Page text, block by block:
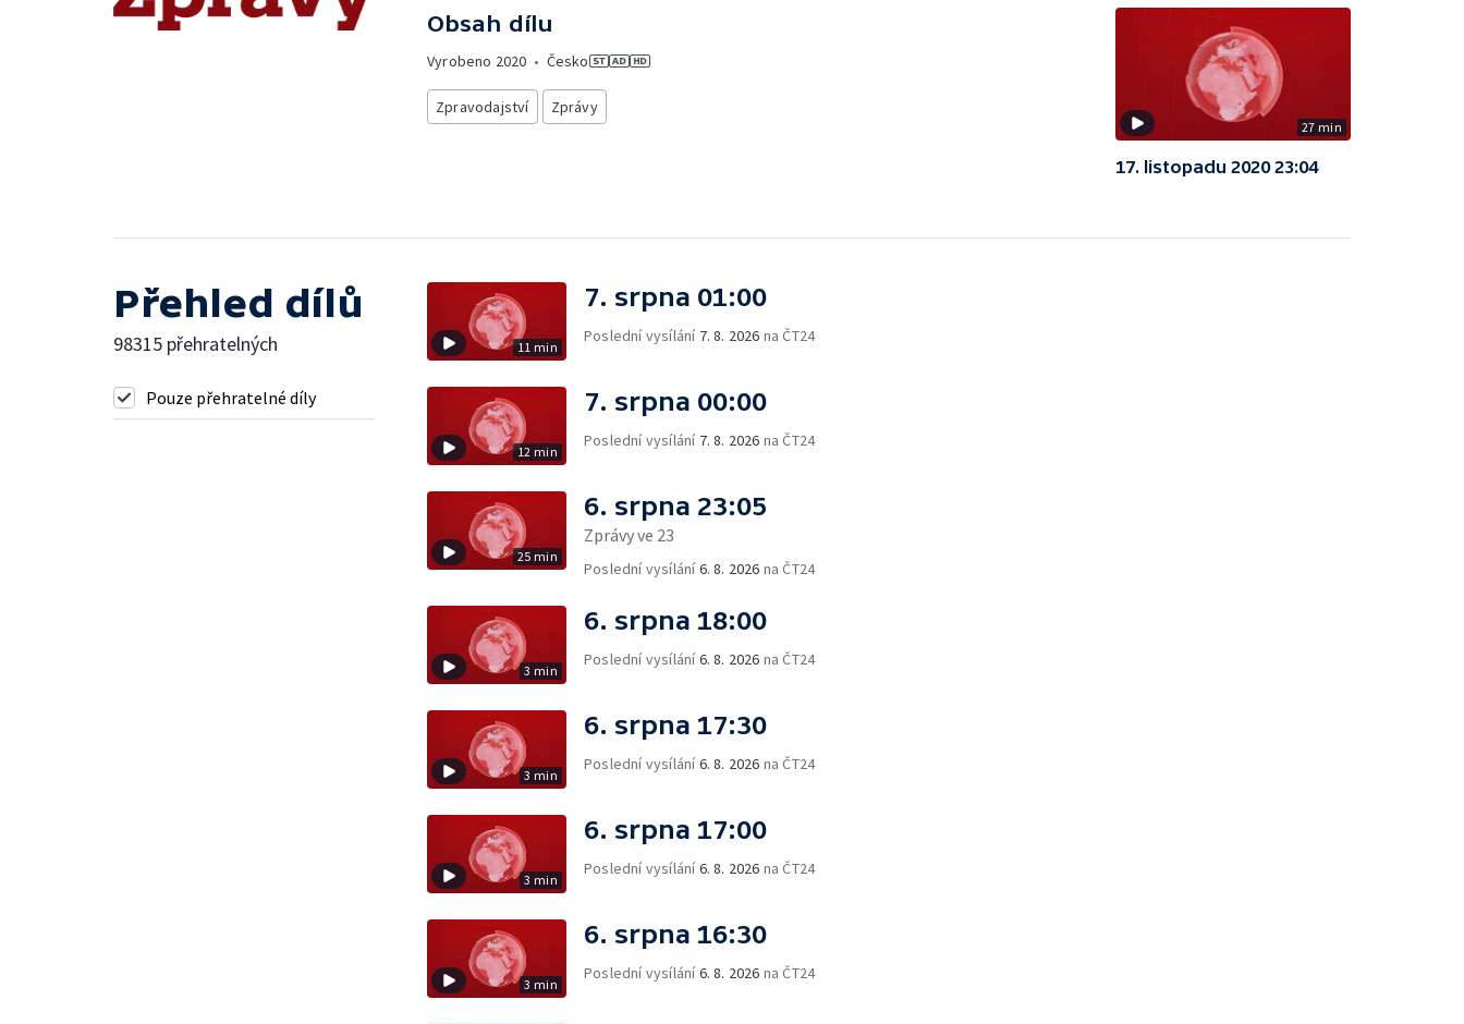
Obsah dílu
Vyrobeno 2020 • Česko
Zpravodajství Zprávy
27 min
17. listopadu 2020 23:04
Přehled dílů
98315 přehratelných
Pouze přehratelné díly
11 min
7. srpna 01:00
Poslední vysílání 7. 8. 2026 na ČT24
12 min
7. srpna 00:00
Poslední vysílání 7. 8. 2026 na ČT24
25 min
6. srpna 23:05
Zprávy ve 23
Poslední vysílání6. 8. 2026 na ČT24
3 min
6. srpna 18:00
Poslední vysílání6. 8. 2026 na ČT24
3 min
6. srpna 17:30
Poslední vysílání6. 8. 2026 na ČT24
3 min
6. srpna 17:00
Poslední vysílání6. 8. 2026 na ČT24
3 min
6. srpna 16:30
Poslední vysílání6. 8. 2026 na ČT24